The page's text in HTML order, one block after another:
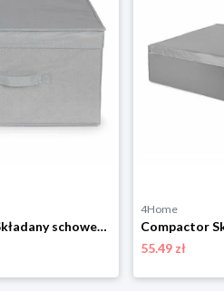
Kompaktor Składany schowek kartonowy Wos, 40 x 50 x 25 cm, szary, L Compactor
4Home
55.49 zł